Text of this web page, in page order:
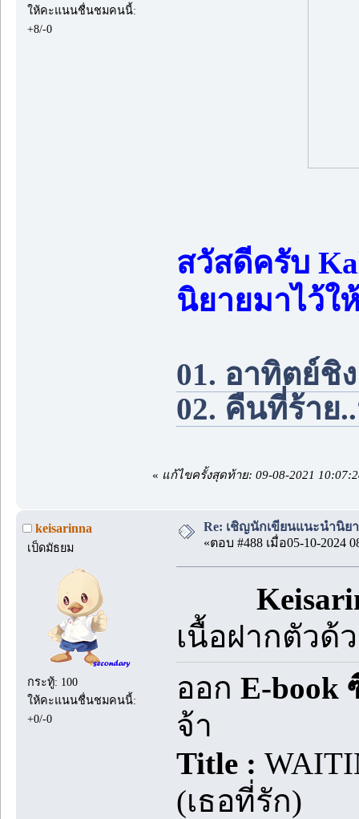
ให้คะแนนชื่นชมคนนี้:
+8/-0
สวัสดีครับ
นิยายมาไว้ใ
01. อาทิตย์ชิ
02. คืนที่ร้าย
« แก้ไขครั้งสุดท้าย: 09-08-2021
keisarinna
เป็ดมัธยม
กระทู้: 100
ให้คะแนนชื่นชมคนนี้:
+0/-0
Re: เชิญนักเขียนแนะนำนิย
«ตอบ #488 เมื่อ05-10-2024
เนื้อฝากตัวด้
ออก E-book
จ้า
Title :
(เธอที่รัก)